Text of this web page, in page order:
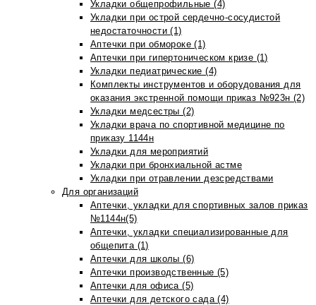
Укладки общепрофильные (4)
Укладки при острой сердечно-сосудистой
недостаточности (1)
Аптечки при обмороке (1)
Аптечки при гипертоническом кризе (1)
Укладки педиатрические (4)
Комплекты инструментов и оборудования для
оказания экстренной помощи приказ №923н (2)
Укладки медсестры (2)
Укладки врача по спортивной медицине по
приказу 1144н
Укладки для мероприятий
Укладки при бронхиальной астме
Укладки при отравлении дезсредствами
Для организаций
Аптечки, укладки для спортивных залов приказ
№1144н(5)
Аптечки, укладки специализированные для
общепита (1)
Аптечки для школы (6)
Аптечки производственные (5)
Аптечки для офиса (5)
Аптечки для детского сада (4)